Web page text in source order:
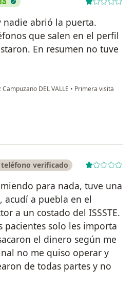
nadie abrió la puerta.
que salen en el perfil
En resumen no tuve
DEL VALLE • Primera visita
verificado
para nada, tuve una
acudí a puebla en el
a un costado del ISSSTE.
pacientes solo les importa
el dinero según me
no me quiso operar y
de todas partes y no